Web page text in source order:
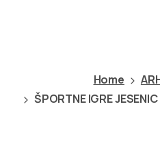
Home
ŠPORTNE IGRE